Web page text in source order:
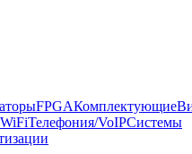
FPGAКомплектующие
WiFiТелефония/VoIPСистемы